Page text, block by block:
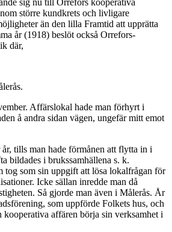
större kundkrets och livligare
än den lilla Framtid att upprätta
år (1918) beslöt också Orrefors-
där,
Affärslokal hade man förhyrt i
å andra sidan vägen, ungefär mitt emot
tills man hade förmånen att flytta in i
bildades i brukssamhällena s. k.
tog som sin uppgift att lösa lokalfrågan för
Icke sällan inredde man då
Så gjorde man även i Målerås. År
som uppförde Folkets hus, och
affären börja sin verksamhet i